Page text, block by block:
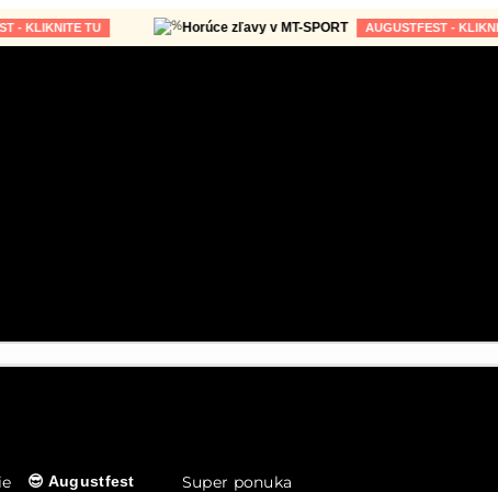
TU Horúce zľavy v MT-SPORT AUGUSTFEST - KLIKNITE TU
😎 Augustfest Super ponuka